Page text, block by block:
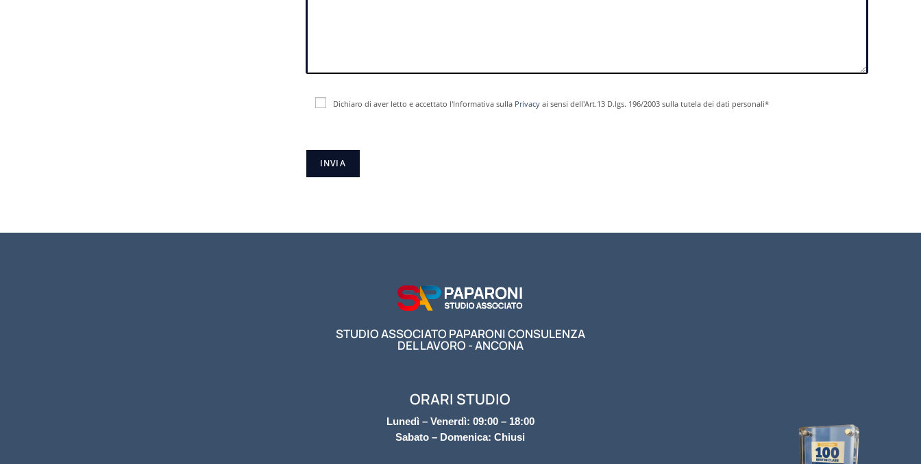
Dichiaro di aver letto e accettato l'Informativa sulla Privacyai sensi dell'Art.13 D.lgs. 196/2003 sulla tutela dei dati personali*
STUDIO ASSOCIATO PAPARONI CONSULENZA
DEL LAVORO - ANCONA
ORARI STUDIO
Lunedì – Venerdì: 09:00 – 18:00
Sabato – Domenica: Chiusi